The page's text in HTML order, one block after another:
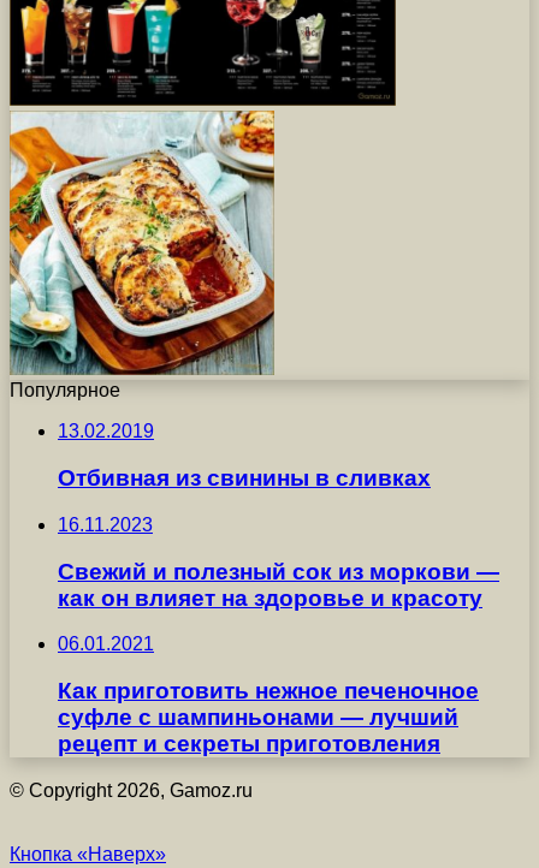
Популярное
13.02.2019
Отбивная из свинины в сливках
16.11.2023
Свежий и полезный сок из моркови —
как он влияет на здоровье и красоту
06.01.2021
Как приготовить нежное печеночное
суфле с шампиньонами — лучший
рецепт и секреты приготовления
© Copyright 2026, Gamoz.ru
Кнопка «Наверх»